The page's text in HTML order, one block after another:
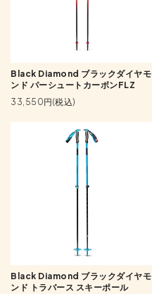
Black Diamond ブラックダイヤモ
ンド パーシュートカーボンFLZ
33,550円(税込)
Black Diamond ブラックダイヤモ
ンド トラバース スキーポール